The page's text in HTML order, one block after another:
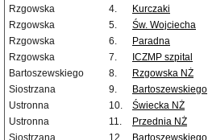
Rzgowska
4. Kurczaki
Rzgowska
5. Św. Wojciecha
Rzgowska
6. Paradna
Rzgowska
7. ICZMP szpital
Bartoszewskiego
8. Rzgowska NŻ
Siostrzana
9. Bartoszewskiego
Ustronna
10.
Świecka NŻ
Ustronna
11.
Przednia NŻ
Siostrzana
12. Bartoszewskiego